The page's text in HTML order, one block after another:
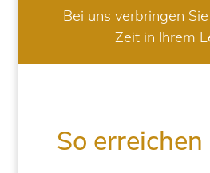
Bei uns verbringen
Zeit in Ihrem
So erreichen